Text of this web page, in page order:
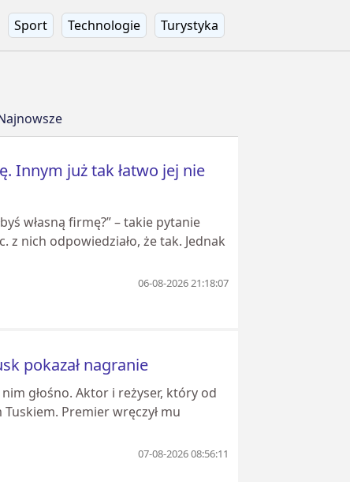
Sport Technologie Turystyka
Innym już tak łatwo jej nie
własną firmę?” – takie pytanie
z nich odpowiedziało, że tak. Jednak
06-08-2026 21:18:07
pokazał nagranie
głośno. Aktor i reżyser, który od
Premier wręczył mu
07-08-2026 08:56:11